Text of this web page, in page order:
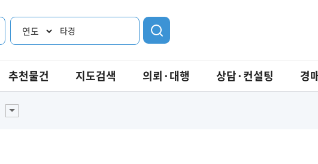
타경
추천물건 지도검색 의뢰·대행 상담·컨설팅 경